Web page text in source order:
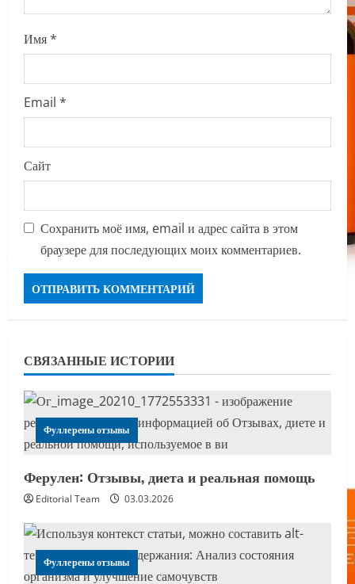
Имя*
Email *
Сайт
Сохранить моё имя, email и адрес сайта в этом
браузере для последующих моих комментариев.
СВЯЗАННЫЕ ИСТОРИИ
Фуллерены отзывы
Ферулен: Отзывы, диета и реальная помощь
Editorial Team 03.03.2026
Фуллерены отзывы